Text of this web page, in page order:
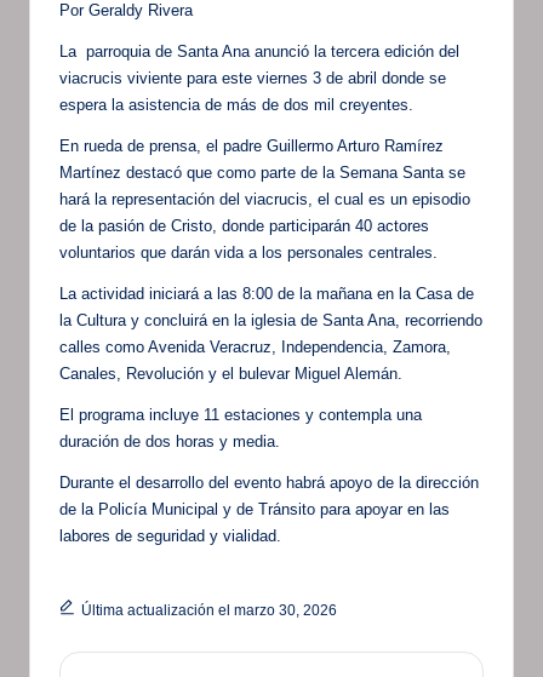
Por Geraldy Rivera
La parroquia de Santa Ana anunció la tercera edición del
viacrucis viviente para este viernes 3 de abril donde se
espera la asistencia de más de dos mil creyentes.
En rueda de prensa, el padre Guillermo Arturo Ramírez
Martínez destacó que como parte de la Semana Santa se
hará la representación del viacrucis, el cual es un episodio
de la pasión de Cristo, donde participarán 40 actores
voluntarios que darán vida a los personales centrales.
La actividad iniciará a las 8:00 de la mañana en la Casa de
la Cultura y concluirá en la iglesia de Santa Ana, recorriendo
calles como Avenida Veracruz, Independencia, Zamora,
Canales, Revolución y el bulevar Miguel Alemán.
El programa incluye 11 estaciones y contempla una
duración de dos horas y media.
Durante el desarrollo del evento habrá apoyo de la dirección
de la Policía Municipal y de Tránsito para apoyar en las
labores de seguridad y vialidad.
Última actualización el marzo 30, 2026